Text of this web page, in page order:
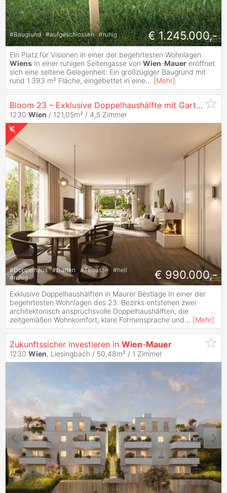
#Baugrund #aufgeschlossen #ruhig € 1.245.000,-
Ein Platz für Visionen in einer der begehrtesten Wohnlagen
Wiens In einer ruhigen Seitengasse von Wien-Mauer eröffnet
sich eine seltene Gelegenheit: Ein großzügiger Baugrund mit
rund 1.393 m² Fläche, eingebettet in eine... [Mehr]
Bloom 23 – Exklusive Doppelhaushälfte mit Gartenidylle in
1230 Wien / 121,05m² / 4,5 Zimmer
#Doppelhaus #Garten #Terrasse #hell
#ruhig € 990.000,-
Exklusive Doppelhaushälften in Maurer Bestlage In einer der
begehrtesten Wohnlagen des 23. Bezirks entstehen zwei
architektonisch anspruchsvolle Doppelhaushälften, die
zeitgemäßen Wohnkomfort, klare Formensprache und... [Mehr]
Zukunftssicher investieren in Wien-Mauer
1230 Wien, Liesingbach / 50,48m² / 1 Zimmer